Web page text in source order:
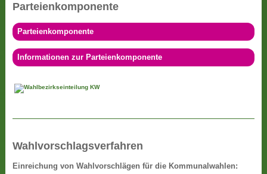
Parteienkomponente
Parteienkomponente
Informationen zur Parteienkomponente
Wahlvorschlagsverfahren
Einreichung von Wahlvorschlägen für die Kommunalwahlen: